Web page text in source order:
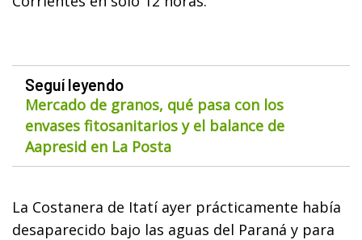
Seguí leyendo
Mercado de granos, qué pasa con los
envases fitosanitarios y el balance de
Aapresid en La Posta
La Costanera de Itatí ayer prácticamente había
desaparecido bajo las aguas del Paraná y para